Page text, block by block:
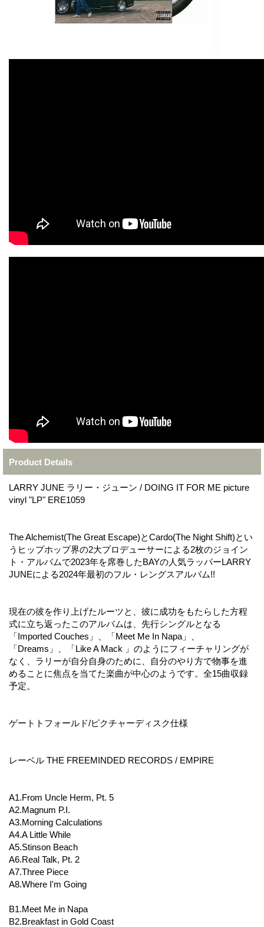
Product Details
LARRY JUNE ラリー・ジューン / DOING IT FOR ME picture
vinyl "LP" ERE1059
The Alchemist(The Great Escape)とCardo(The Night Shift)とい
うヒップホップ界の2大プロデューサーによる2枚のジョイン
ト・アルバムで2023年を席巻したBAYの人気ラッパーLARRY
JUNEによる2024年最初のフル・レングスアルバム!!
現在の彼を作り上げたルーツと、彼に成功をもたらした方程
式に立ち返ったこのアルバムは、先行シングルとなる
「Imported Couches」、「Meet Me In Napa」、
「Dreams」、「Like A Mack 」のようにフィーチャリングが
なく、ラリーが自分自身のために、自分のやり方で物事を進
めることに焦点を当てた楽曲が中心のようです。全15曲収録
予定。
ゲートトフォールド/ピクチャーディスク仕様
レーベル THE FREEMINDED RECORDS / EMPIRE
A1.From Uncle Herm, Pt. 5
A2.Magnum P.I.
A3.Morning Calculations
A4.A Little While
A5.Stinson Beach
A6.Real Talk, Pt. 2
A7.Three Piece
A8.Where I'm Going
B1.Meet Me in Napa
B2.Breakfast in Gold Coast